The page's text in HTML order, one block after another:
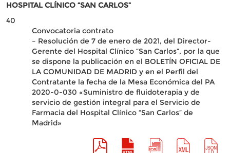
HOSPITAL CLÍNICO “SAN CARLOS”
40
Convocatoria contrato
– Resolución de 7 de enero de 2021, del Director-
Gerente del Hospital Clínico “San Carlos”, por la que
se dispone la publicación en el BOLETÍN OFICIAL DE
LA COMUNIDAD DE MADRID y en el Perfil del
Contratante la fecha de la Mesa Económica del PA
2020-0-030 «Suministro de fluidoterapia y de
servicio de gestión integral para el Servicio de
Farmacia del Hospital Clínico “San Carlos” de
Madrid»